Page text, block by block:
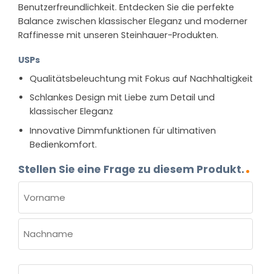
Benutzerfreundlichkeit. Entdecken Sie die perfekte
Balance zwischen klassischer Eleganz und moderner
Raffinesse mit unseren Steinhauer-Produkten.
USPs
Qualitätsbeleuchtung mit Fokus auf Nachhaltigkeit
Schlankes Design mit Liebe zum Detail und
klassischer Eleganz
Innovative Dimmfunktionen für ultimativen
Bedienkomfort.
Stellen Sie eine Frage zu diesem Produkt.
(ERFORDERLICH)
Vorname